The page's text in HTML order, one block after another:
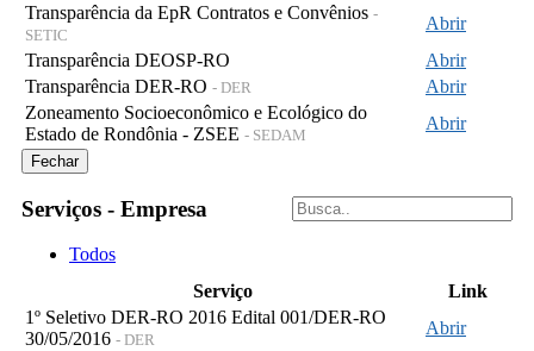
Transparência da EpR Contratos e Convênios -
SETIC
Abrir
Transparência DEOSP-RO
Abrir
Transparência DER-RO - DER
Abrir
Zoneamento Socioeconômico e Ecológico do
Estado de Rondônia - ZSEE - SEDAM
Abrir
Fechar
Serviços - Empresa
Todos
Serviço
Link
1º Seletivo DER-RO 2016 Edital 001/DER-RO
30/05/2016 - DER
Abrir